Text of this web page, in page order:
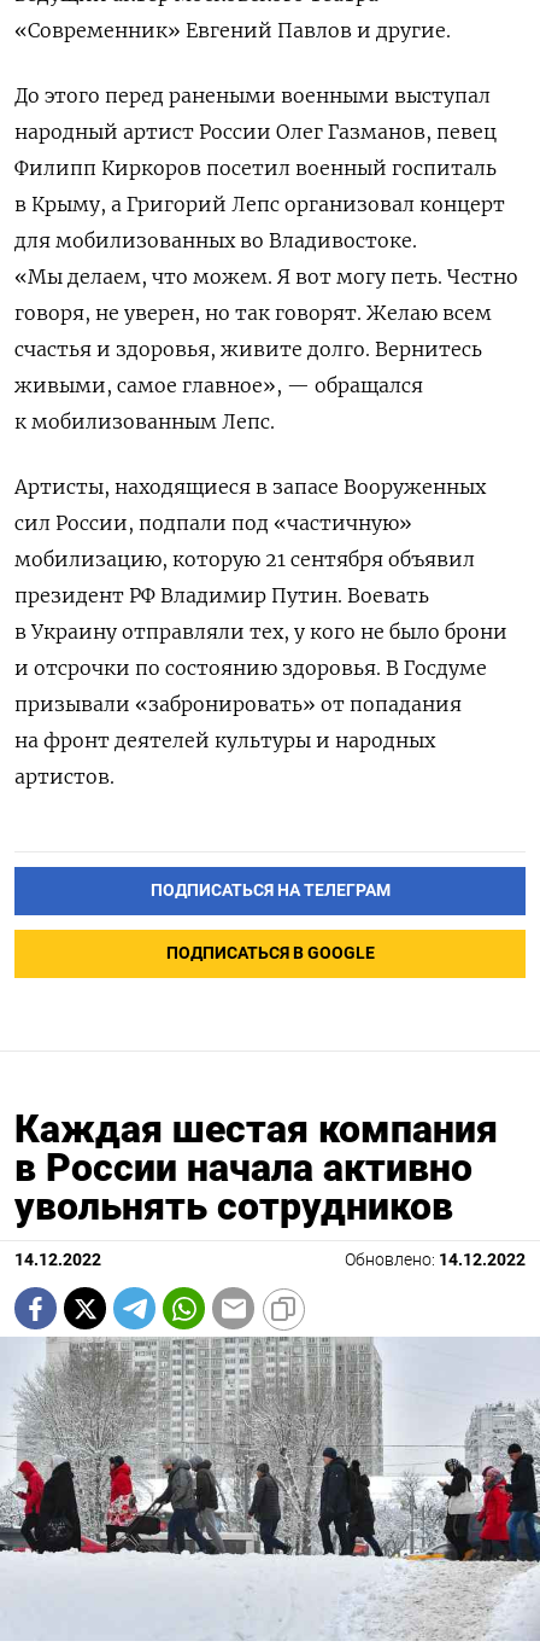
«Современник» Евгений Павлов и другие.
До этого перед ранеными военными выступал
народный артист России Олег Газманов, певец
Филипп Киркоров посетил военный госпиталь
в Крыму, а Григорий Лепс организовал концерт
для мобилизованных во Владивостоке.
«Мы делаем, что можем. Я вот могу петь. Честно
говоря, не уверен, но так говорят. Желаю всем
счастья и здоровья, живите долго. Вернитесь
живыми, самое главное», — обращался
к мобилизованным Лепс.
Артисты, находящиеся в запасе Вооруженных
сил России, подпали под «частичную»
мобилизацию, которую 21 сентября объявил
президент РФ Владимир Путин. Воевать
в Украину отправляли тех, у кого не было брони
и отсрочки по состоянию здоровья. В Госдуме
призывали «забронировать» от попадания
на фронт деятелей культуры и народных
артистов.
ПОДПИСАТЬСЯ НА ТЕЛЕГРАМ
ПОДПИСАТЬСЯ В GOOGLE
Каждая шестая компания
в России начала активно
увольнять сотрудников
14.12.2022 Обновлено: 14.12.2022